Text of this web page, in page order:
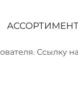
Ссылку